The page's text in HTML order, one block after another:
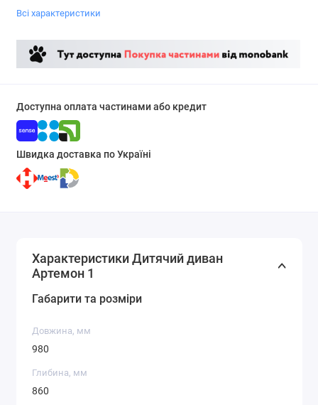
Всі характеристики
Доступна оплата частинами або кредит
Швидка доставка по Україні
Характеристики Дитячий диван
Артемон 1
Габарити та розміри
Довжина, мм
980
Глибина, мм
860